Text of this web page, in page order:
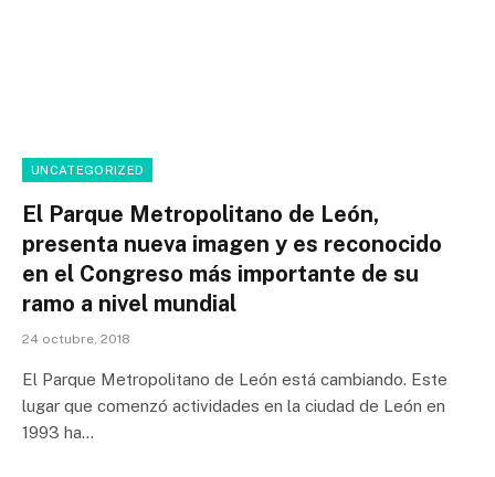
UNCATEGORIZED
El Parque Metropolitano de León,
presenta nueva imagen y es reconocido
en el Congreso más importante de su
ramo a nivel mundial
24 octubre, 2018
El Parque Metropolitano de León está cambiando. Este
lugar que comenzó actividades en la ciudad de León en
1993 ha…